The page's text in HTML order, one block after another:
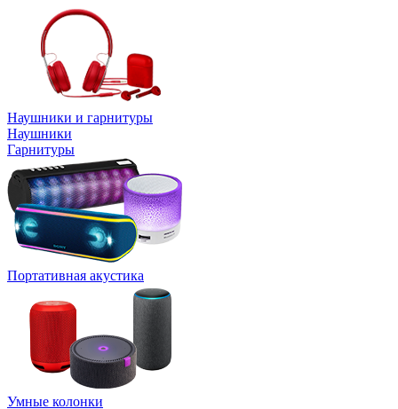
Наушники и гарнитуры
Наушники
Гарнитуры
Портативная акустика
Умные колонки